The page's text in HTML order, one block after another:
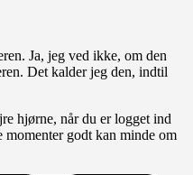
Ja, jeg ved ikke, om den
Det kalder jeg den, indtil
hjørne, når du er logget ind
godt kan minde om